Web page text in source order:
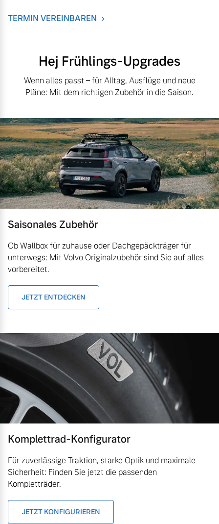
TERMIN VEREINBAREN
Hej Frühlings-Upgrades
Wenn alles passt – für Alltag, Ausflüge und neue
Pläne: Mit dem richtigen Zubehör in die Saison.
Saisonales Zubehör
Ob Wallbox für zuhause oder Dachgepäckträger für
unterwegs: Mit Volvo Originalzubehör sind Sie auf alles
vorbereitet.
JETZT ENTDECKEN
Komplettrad-Konfigurator
Für zuverlässige Traktion, starke Optik und maximale
Sicherheit: Finden Sie jetzt die passenden
Kompletträder.
JETZT KONFIGURIEREN